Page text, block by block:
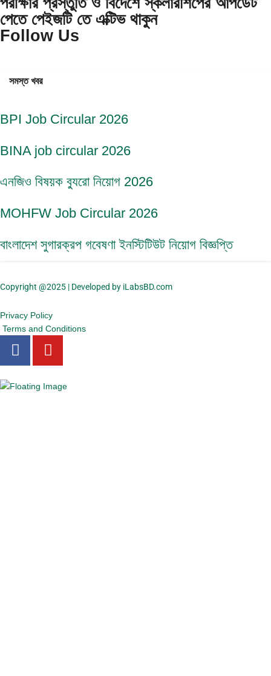
পেতে পেইজটি তে এক্টিভ থাকুন
Follow Us
সমস্ত খবর
BPI Job Circular 2026
BINA job circular 2026
এনজিও বিষয়ক ব্যুরো নিয়োগ 2026
MOHFW Job Circular 2026
বাংলাদেশ সুগারক্রপ গবেষণা ইনস্টিটিউট নিয়োগ বিজ্ঞপ্তি
Copyright @2025 | Developed by iLabsBD.com
Privacy Policy
Terms and Conditions